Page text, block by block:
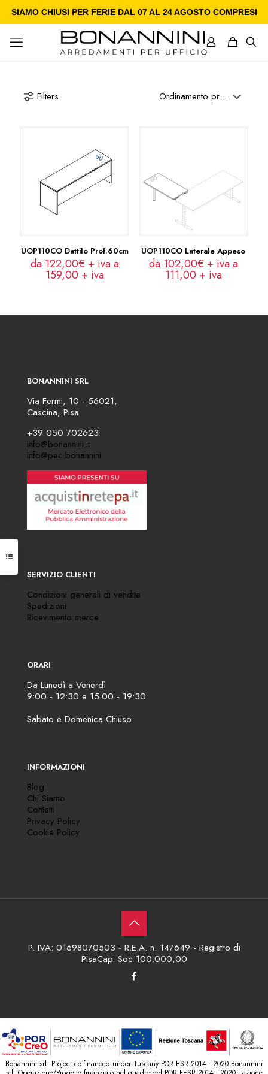
SIAMO CHIUSI PER FERIE DAL 07 AL 24 AGOSTO COMPRESI
Filters
UOP110CO Dattilo Prof.60cm
da 122,00€ + iva a
159,00 + iva
UOP110CO Laterale Appeso
da 102,00€ + iva a
111,00 + iva
BONANNINI SRL
Via Fermi, 10 - 56021,
Cascina, Pisa
+39 050 702623
info@bonannini.it
info@pec.bonannini
SERVIZIO CLIENTI
Condizioni generali di vendita
Spedizioni
Ricevimento merce
ORARI
Da Lunedì a Venerdì
9:00 - 12:30 e 15:00 - 19:30
Sabato e Domenica Chiuso
INFORMAZIONI
Blog
Chi Siamo
Contatti
Privacy Policy
Cookie Policy
P. IVA: 01698070503 - R.E.A. n. 147649 - Registro di
PisaCap. Soc 100.000,00
Bonannini srl. Project co-financed under Tuscany POR ESR 2014 - 2020 Bonannini